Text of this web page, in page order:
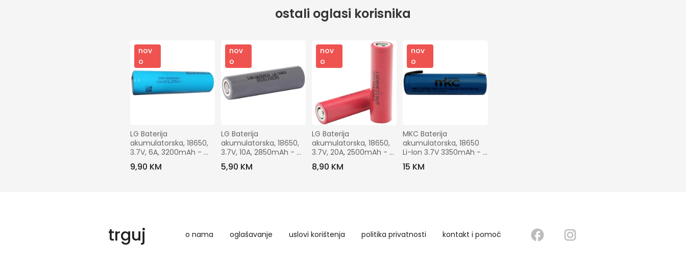
ostali oglasi korisnika
nov
o
LG Baterija
akumulatorska, 18650,
3.7V, 6A, 3200mAh -
INR18650 MH1
9,90 KM
nov
o
LG Baterija
akumulatorska, 18650,
3.7V, 10A, 2850mAh -
INR18650 M29
5,90 KM
nov
o
LG Baterija
akumulatorska, 18650,
3.7V, 20A, 2500mAh -
ICR18650 HE2
8,90 KM
nov
o
MKC Baterija
akumulatorska, 18650
Li-Ion 3.7V 3350mAh -
INR18650MP 3350 mAh
15 KM
trguj o nama oglašavanje uslovi korištenja politika privatnosti kontakt i pomoć